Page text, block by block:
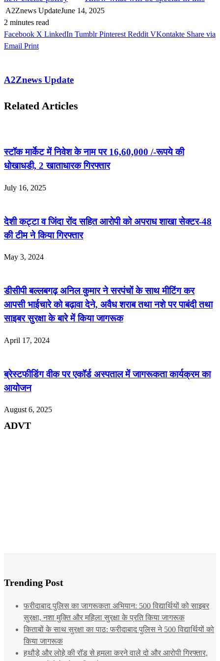
A2Znews UpdateJune 14, 2025
2 minutes read
Facebook X LinkedIn Tumblr Pinterest Reddit VKontakte Share via
Email Print
A2Znews Update
Related Articles
स्टॉक मार्केट में निवेश के नाम पर 16,60,000 /-रूपये की
धोखाधडी, 2 खाताधारक गिरफ्तार
July 16, 2025
देशी कट्टा व जिंदा रोंद सहित आरोपी को अपराध शाखा सेक्टर-48
की टीम ने किया गिरफ्तार
May 3, 2024
डीसीपी बल्लबगढ़ अनिल कुमार ने सरपंचों के साथ मीटिंग कर
आपसी भाईचारे को बढ़ावा देने, अवैध शराब तथा नशे पर पाबंदी तथा
साइबर सुरक्षा के बारे में किया जागरूक
April 17, 2024
ब्रेस्टफीडिंग वीक पर एकॉर्ड अस्पताल में जागरूकता कार्यक्रम का
आयोजन
August 6, 2025
ADVT
Trending Post
फरीदाबाद पुलिस का जागरूकता अभियान: 500 विद्यार्थियों को साइबर
सुरक्षा, नशा मुक्ति और महिला सुरक्षा के प्रति किया जागरूक
किताबों के साथ सुरक्षा का पाठ: फरीदाबाद पुलिस ने 500 विद्यार्थियों को
किया जागरूक
हथौड़े और लोहे की रॉड से हमला करने वाले दो और आरोपी गिरफ्तार,